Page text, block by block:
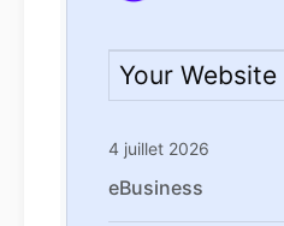
Your
4 juillet 2026
eBusiness